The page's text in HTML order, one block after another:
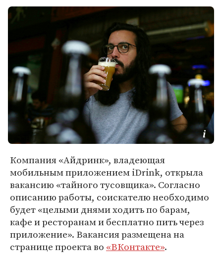
Компания «Айдринк», владеющая
мобильным приложением iDrink, открыла
вакансию «тайного тусовщика». Согласно
описанию работы, соискателю необходимо
будет «целыми днями ходить по барам,
кафе и ресторанам и бесплатно пить через
приложение». Вакансия размещена на
странице проекта во «ВКонтакте».